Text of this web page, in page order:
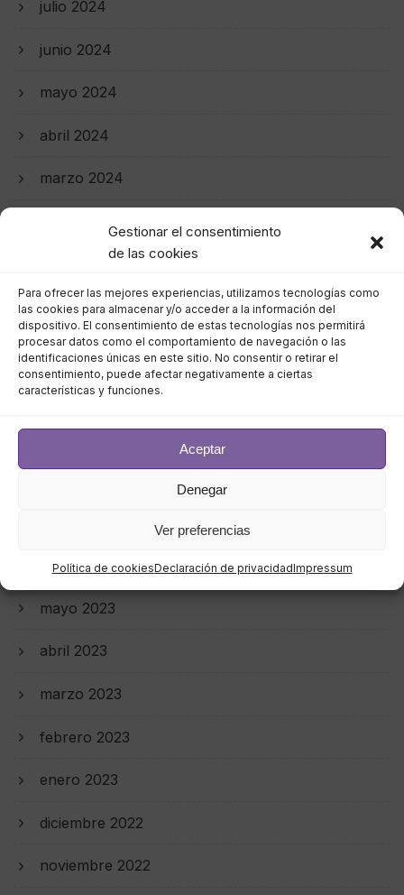
Gestionar el consentimiento
de las cookies
Para ofrecer las mejores experiencias, utilizamos tecnologías como
las cookies para almacenar y/o acceder a la información del
dispositivo. El consentimiento de estas tecnologías nos permitirá
procesar datos como el comportamiento de navegación o las
identificaciones únicas en este sitio. No consentir o retirar el
consentimiento, puede afectar negativamente a ciertas
características y funciones.
Aceptar
Denegar
Ver preferencias
Política de cookiesDeclaración de privacidadImpressum
julio 2024
junio 2024
mayo 2024
abril 2024
marzo 2024
enero 2024
diciembre 2023
noviembre 2023
octubre 2023
junio 2023
mayo 2023
abril 2023
marzo 2023
febrero 2023
enero 2023
diciembre 2022
noviembre 2022